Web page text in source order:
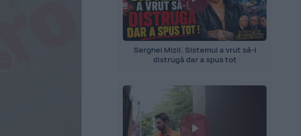
Serghei Mizil. Sistemul a vrut să-l
distrugă dar a spus tot